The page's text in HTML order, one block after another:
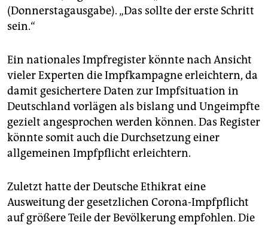
(Donnerstagausgabe). „Das sollte der erste Schritt
sein.“
Ein nationales Impfregister könnte nach Ansicht
vieler Experten die Impfkampagne erleichtern, da
damit gesichertere Daten zur Impfsituation in
Deutschland vorlägen als bislang und Ungeimpfte
gezielt angesprochen werden können. Das Register
könnte somit auch die Durchsetzung einer
allgemeinen Impfpflicht erleichtern.
Zuletzt hatte der Deutsche Ethikrat eine
Ausweitung der gesetzlichen Corona-Impfpflicht
auf größere Teile der Bevölkerung empfohlen. Die